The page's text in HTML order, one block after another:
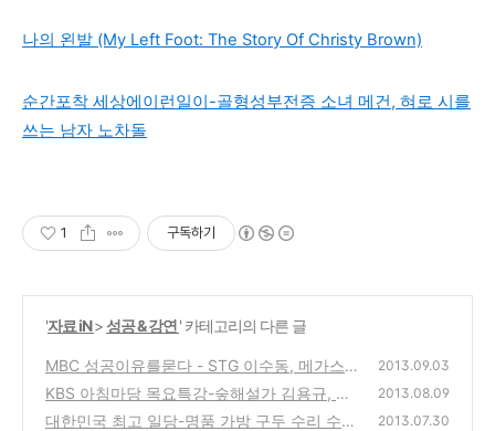
나의 왼발 (My Left Foot: The Story Of Christy Brown)
순간포착 세상에이런일이-골형성부전증 소녀 메건, 혀로 시를
쓰는 남자 노차돌
1 구독하기
'자료 iN>성공 & 강연' 카테고리의 다른 글
MBC 성공이유를묻다 - STG 이수동, 메가스터
디 손주은의 도전정신과 성공비결
(0)
2013.09.03
KBS 아침마당 목요특강-숲해설가 김용규, 숲
에서 배우는 삶의 지혜에 대한 강연
(0)
2013.08.09
대한민국 최고 일당-명품 가방 구두 수리 수선
2013.07.30